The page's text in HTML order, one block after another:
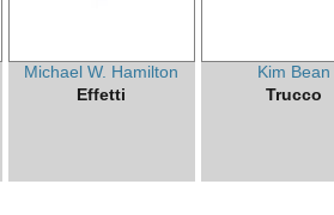
Michael W. Hamilton
Effetti
Kim Bean
Trucco